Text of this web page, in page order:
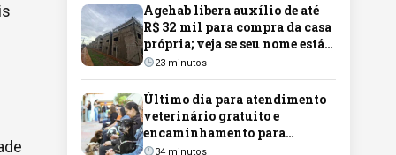
Agehab libera auxílio de até
R$ 32 mil para compra da casa
própria; veja se seu nome está
na lista
23 minutos
Último dia para atendimento
veterinário gratuito e
encaminhamento para
castração no Guanandizão será
34 minutos